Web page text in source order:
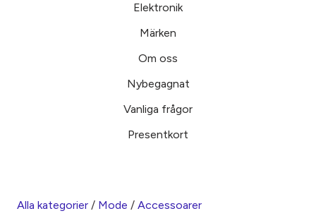
Elektronik
Märken
Om oss
Nybegagnat
Vanliga frågor
Presentkort
Alla kategorier / Mode / Accessoarer